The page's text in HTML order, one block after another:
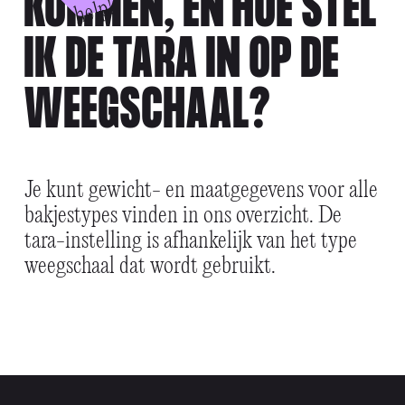
p!
KOMMEN, EN HOE STEL
IK DE TARA IN OP DE
WEEGSCHAAL?
Je kunt gewicht- en maatgegevens voor alle
bakjestypes vinden in ons overzicht. De
tara-instelling is afhankelijk van het type
weegschaal dat wordt gebruikt.